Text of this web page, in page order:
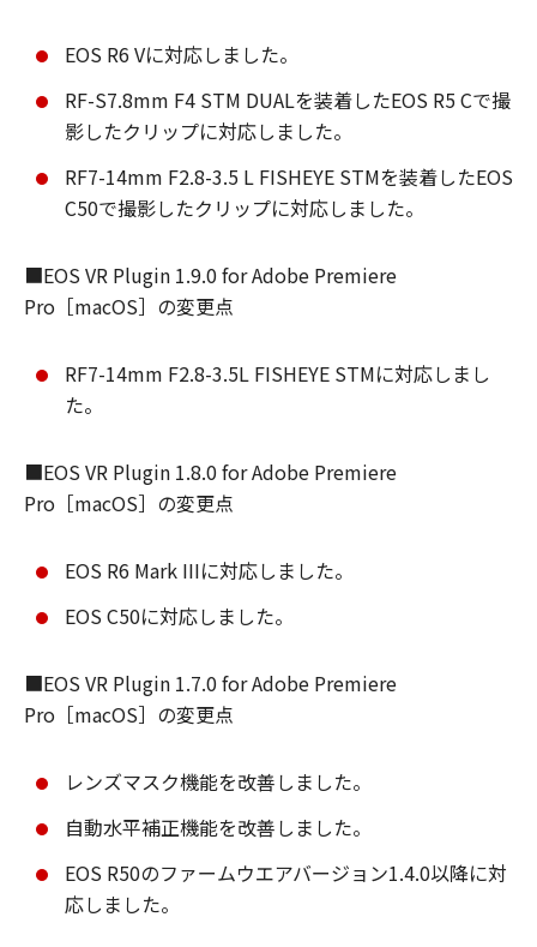
EOS R6 Vに対応しました。
RF-S7.8mm F4 STM DUALを装着したEOS R5 Cで撮
影したクリップに対応しました。
RF7-14mm F2.8-3.5 L FISHEYE STMを装着したEOS
C50で撮影したクリップに対応しました。
■EOS VR Plugin 1.9.0 for Adobe Premiere
Pro［macOS］の変更点
RF7-14mm F2.8-3.5L FISHEYE STMに対応しまし
た。
■EOS VR Plugin 1.8.0 for Adobe Premiere
Pro［macOS］の変更点
EOS R6 Mark IIIに対応しました。
EOS C50に対応しました。
■EOS VR Plugin 1.7.0 for Adobe Premiere
Pro［macOS］の変更点
レンズマスク機能を改善しました。
自動水平補正機能を改善しました。
EOS R50のファームウエアバージョン1.4.0以降に対
応しました。